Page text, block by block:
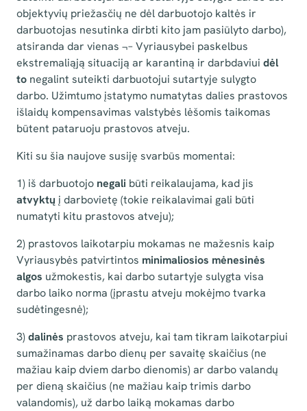
objektyvių priežasčių ne dėl darbuotojo kaltės ir
darbuotojas nesutinka dirbti kito jam pasiūlyto darbo),
atsiranda dar vienas ¬– Vyriausybei paskelbus
ekstremaliąją situaciją ar karantiną ir darbdaviui dėl
to negalint suteikti darbuotojui sutartyje sulygto
darbo. Užimtumo įstatymo numatytas dalies prastovos
išlaidų kompensavimas valstybės lėšomis taikomas
būtent pataruoju prastovos atveju.
Kiti su šia naujove susiję svarbūs momentai:
1) iš darbuotojo negali būti reikalaujama, kad jis
atvyktų į darbovietę (tokie reikalavimai gali būti
numatyti kitu prastovos atveju);
2) prastovos laikotarpiu mokamas ne mažesnis kaip
Vyriausybės patvirtintos minimaliosios mėnesinės
algos užmokestis, kai darbo sutartyje sulygta visa
darbo laiko norma (įprastu atveju mokėjmo tvarka
sudėtingesnė);
3)dalinės prastovos atveju, kai tam tikram laikotarpiui
sumažinamas darbo dienų per savaitę skaičius (ne
mažiau kaip dviem darbo dienomis) ar darbo valandų
per dieną skaičius (ne mažiau kaip trimis darbo
valandomis), už darbo laiką mokamas darbo